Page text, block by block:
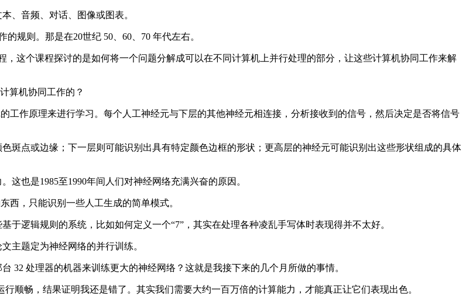
音频、对话、图像或图表。
则。那是在20世纪 50、60、70 年代左右。
这个课程探讨的是如何将一个问题分解成可以在不同计算机上并行处理的部分，让这些计算机协同工作来解
算机协同工作的？
作原理来进行学习。每个人工神经元与下层的其他神经元相连接，分析接收到的信号，然后决定是否将信号
点或边缘；下一层则可能识别出具有特定颜色边框的形状；更高层的神经元可能识别出这些形状组成的具体
也是1985至1990年间人们对神经网络充满兴奋的原因。
，只能识别一些人工生成的简单模式。
逻辑规则的系统，比如如何定义一个“7”，其实在处理各种凌乱手写体时表现得并不太好。
题定为神经网络的并行训练。
处理器的机器来训练更大的神经网络？这就是我接下来的几个月所做的事情。
畅，结果证明我还是错了。其实我们需要大约一百万倍的计算能力，才能真正让它们表现出色。